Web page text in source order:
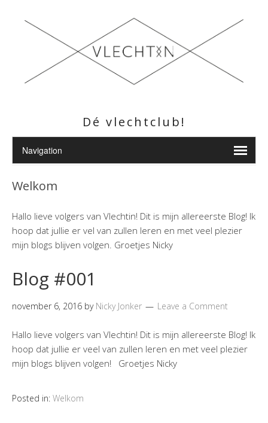
Dé vlechtclub!
Welkom
Hallo lieve volgers van Vlechtin! Dit is mijn allereerste Blog! Ik
hoop dat jullie er vel van zullen leren en met veel plezier
mijn blogs blijven volgen. Groetjes Nicky
Blog #001
november 6, 2016 by Nicky Jonker Leave a Comment
Hallo lieve volgers van Vlechtin! Dit is mijn allereerste Blog! Ik
hoop dat jullie er veel van zullen leren en met veel plezier
mijn blogs blijven volgen! Groetjes Nicky
Posted in: Welkom